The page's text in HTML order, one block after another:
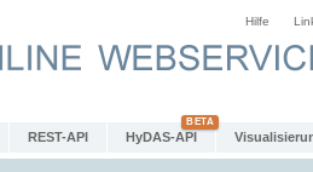
Hilfe
REST-API HyDAS-API